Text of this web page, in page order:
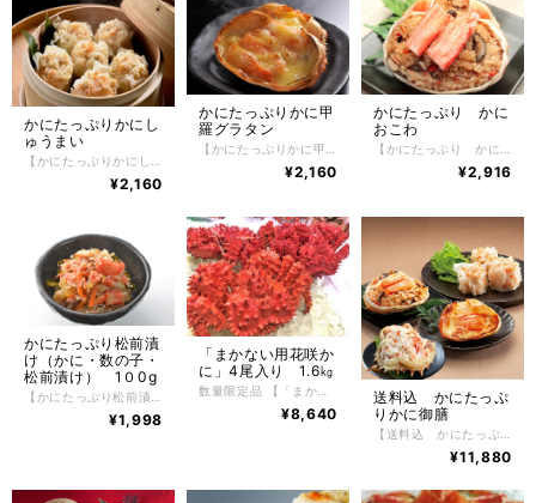
かにたっぷりかにし
ゅうまい
¥2,160
かにたっぷりかに甲
羅グラタン
¥2,160
かにたっぷり かに
おこわ
【かにたっぷり かにおこわ】 かにおこわ 3個入り 根室の自社工場でボイル加工した北海道産紅ずわいかにのむき身を手作業でフレークや棒肉などにしたのちに、オリジナルの味付けにしてそれを贅沢に使用したカニ問屋ならではの味に仕上げております。 たっぷりと使用されている紅ずわいかにはもちろん、北海道の美味しい食材を生かした商品を作ることがコンセプトとなっており、かにおこわの味の決め手となるもち米とうるち米は北海道産のものを厳選し独自にブレンドして使用しています。 その美味しい食材を生かし、北海道の工場でひとつひとつ大切に作り上げられたかにおこわは、ほぐし身とむき身を使用しカニの旨みをとじ込めたもちもちのおこわ。小腹がすいた時の食べ切りサイズも喜ばれ、紅ずわいかにの繊細な旨みが引き立つ、上品でやさしい風味が特徴のかにおこわです。だしが一粒一粒に程よく染み込み、うまみを凝縮。噛みしめるたびに美味さが口いっぱいにあふれます。 【お召し上がり方】 調理方法はとても簡単で、冷凍のまま袋の端を少しだけ切って、電子レンジでお手軽調理。 （１個当たり：600Ｗなら２分３０秒＋蒸らし１分／500Ｗなら3分＋1分蒸らし）手軽にお召し上がりいただけます。（レンジによって加熱時間を調整してください） さらに美味しくお召し上がりいただくコツは、蒸らすことで、カニの風味と水分が全体に馴染み、美味しさが一層引き立ちます。もっちりふっくらとした食感がよりいっそう「かにおこわ」の美味しさを引き立ててくれます。 【特定原材料】 かに・乳成分・小麦 【配送方法】 冷凍便 【保存方法】 -18℃以下で保存して下さい。 解凍後は冷蔵庫で2日間、保存期間は冷凍庫で約2ヶ月。
¥2,916
かにたっぷり松前漬
け（かに・数の子・
松前漬け） 1０0g
¥1,998
「まかない用花咲か
に」4尾入り 1.6㎏
¥8,640
送料込 かにたっぷ
りかに御膳
【送料込 かにたっぷりかに御膳】 送料込 かにたっぷりかに御膳 かにしゅうまい 6粒入り かに甲羅グラタン 3個入り かにおこわ 3個入り たらばかに甲羅盛り 2個入り たっぷりと北海道の美味しい食材を生かした商品を作ることがコンセプトとなっており、かにしゅうまい、かに甲羅グラタン、かにおこわ、たらばかに甲羅盛り北海道産のものを厳選して使用しています。その美味しい食材を生かし、北海道の工場でひとつひとつ大切に作り上げられた、かに御膳は上品でやさしい風味・旨味が特徴です。 【お召し上がり方】 調理方法はとても簡単で、火を使わずにお手軽にお召し上がりいただけます。 お惣菜は冷凍のままレンジでお手軽にお召し上がりいただけます。（レンジによって加熱時間を調整してください） たらばかに甲羅盛りは、自然解凍するだけで手軽にお召し上がりいただけます。 【特定原材料】 かに・乳成分・小麦・卵・ゼラチン 【配送方法】 冷凍便 【保存方法】 -18℃以下で保存して下さい。 解凍後は冷蔵庫で2日間、保存期間は冷凍庫で約2ヶ月。
¥11,880